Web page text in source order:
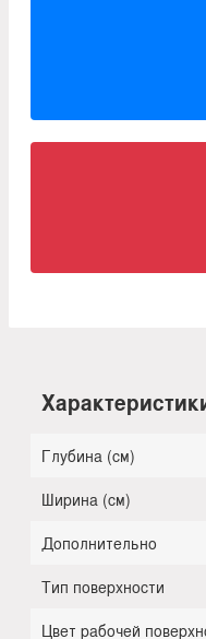
Глубина (см)
Ширина (см)
Дополнительно
Тип поверхности
Цвет рабочей